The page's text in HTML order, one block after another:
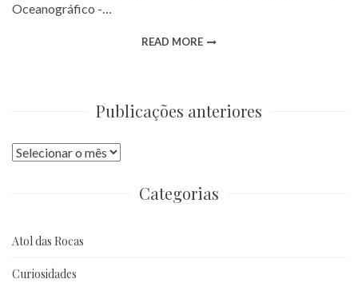
Oceanográfico -…
READ MORE
Publicações anteriores
Publicações
Categorias
Atol das Rocas
Curiosidades